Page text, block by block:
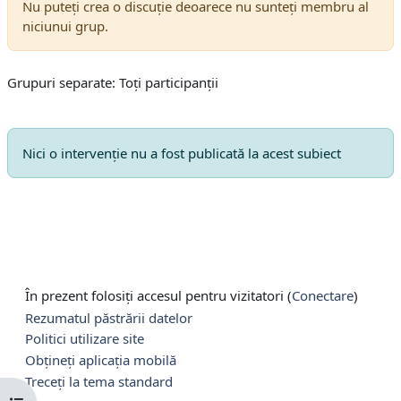
Nu puteți crea o discuție deoarece nu sunteți membru al
niciunui grup.
Grupuri separate: Toți participanții
Nici o intervenţie nu a fost publicată la acest subiect
În prezent folosiți accesul pentru vizitatori (Conectare)
Rezumatul păstrării datelor
Politici utilizare site
Obțineți aplicația mobilă
Treceți la tema standard